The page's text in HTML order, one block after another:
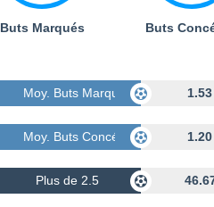
Buts Marqués Buts
Moy. Buts Marqués 1.53
Moy. Buts Concédés 1.20
Plus de 2.5